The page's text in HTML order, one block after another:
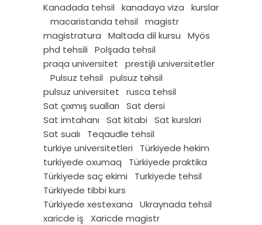
Kanadada tehsil
kanadaya viza
kurslar
macaristanda tehsil
magistr
magistratura
Maltada dil kursu
Myös
phd tehsili
Polşada tehsil
praqa universitet
prestijli universitetler
Pulsuz tehsil
pulsuz təhsil
pulsuz universitet
rusca tehsil
Sat çıxmış sualları
Sat dersi
Sat imtahanı
Sat kitabi
Sat kurslari
Sat sualı
Teqaudle tehsil
turkiye universitetleri
Türkiyede hekim
turkiyede oxumaq
Türkiyede praktika
Türkiyede saç ekimi
Turkiyede tehsil
Türkiyede tibbi kurs
Türkiyede xestexana
Ukraynada tehsil
xaricde iş
Xaricde magistr